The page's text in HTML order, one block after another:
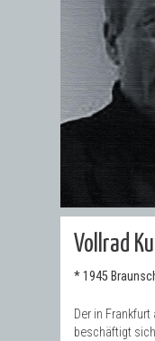
Vollrad
* 1945
Der in
beschäftigt